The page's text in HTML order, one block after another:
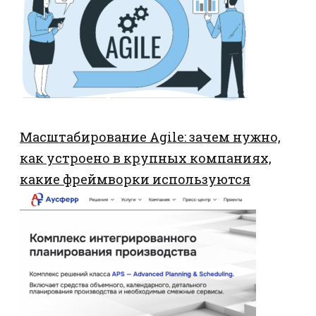
Масштабирование Agile: зачем нужно,
как устроено в крупных компаниях,
какие фреймворки используются